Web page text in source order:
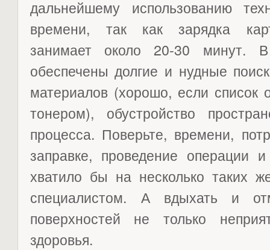
дальнейшему использованию
времени, так как зарядка
занимает около 20-30 минут.
обеспечены долгие и нудные
материалов (хорошо, если список
тонером), обустройство
процесса. Поверьте, времени,
заправке, проведение операции
хватило бы на несколько таких
специалистом. А вдыхать и
поверхностей не только
здоровья.